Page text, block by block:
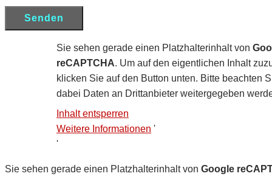
Sie sehen gerade einen Platzhalterinhalt von
reCAPTCHA. Um auf den eigentlichen Inhalt
klicken Sie auf den Button unten. Bitte beachten
dabei Daten an Drittanbieter weitergegeben
Inhalt entsperren
Weitere Informationen '
'
Sie sehen gerade einen Platzhalterinhalt von Google